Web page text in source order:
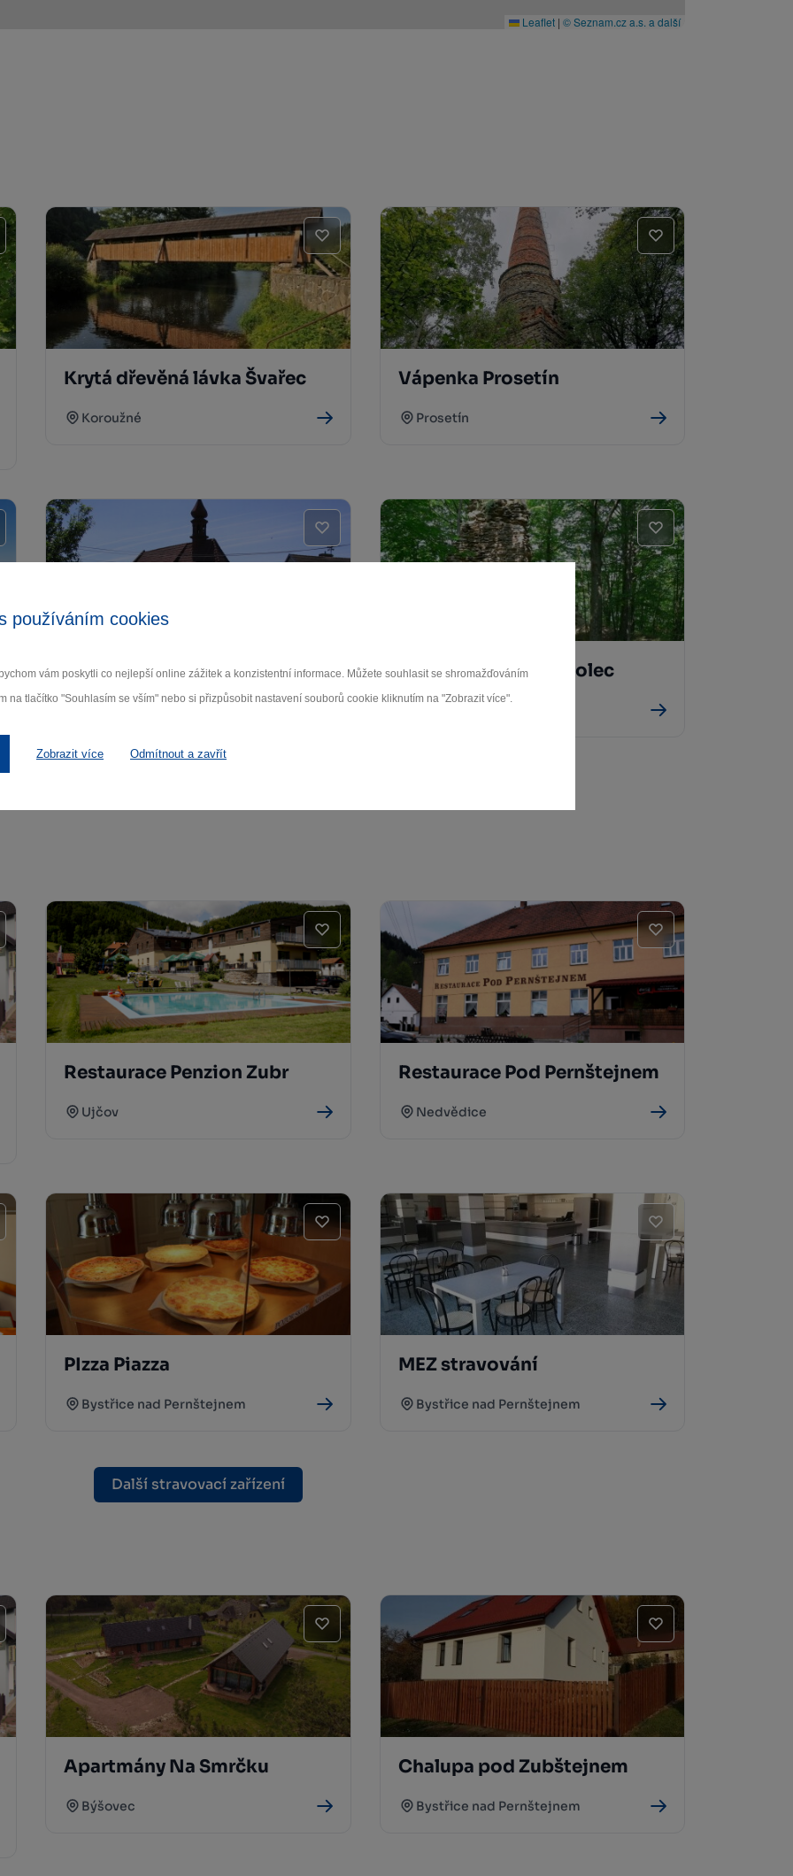
používáním cookies
vám poskytli co nejlepší online zážitek a konzistentní informace. Můžete souhlasit se shromažďováním
na tlačítko "Souhlasím se vším" nebo si přizpůsobit nastavení souborů cookie kliknutím na "Zobrazit více".
Zobrazit více Odmítnout a zavřít
Leaflet | © Seznam.cz a.s. a další
Krytá dřevěná lávka Švařec
Koroužné
Vápenka Prosetín
Prosetín
Kaple sv. Anny Pivonice Zřícenina hradu Pyšolec
Restaurace Penzion Zubr
Ujčov
Restaurace Pod Pernštejnem
Nedvědice
PIzza Piazza
Bystřice nad Pernštejnem
MEZ stravování
Bystřice nad Pernštejnem
Další stravovací zařízení
Apartmány Na Smrčku
Býšovec
Chalupa pod Zubštejnem
Bystřice nad Pernštejnem